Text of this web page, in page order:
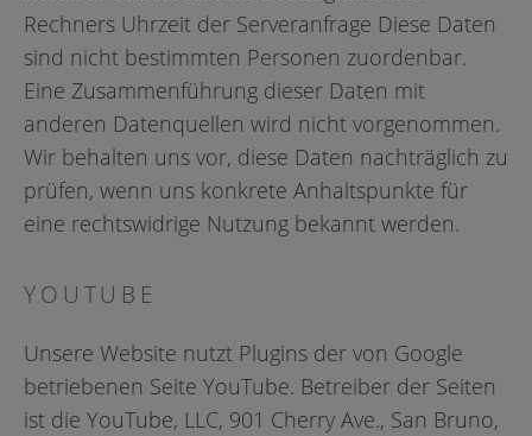
Rechners Uhrzeit der Serveranfrage Diese Daten
sind nicht bestimmten Personen zuordenbar.
Eine Zusammenführung dieser Daten mit
anderen Datenquellen wird nicht vorgenommen.
Wir behalten uns vor, diese Daten nachträglich zu
prüfen, wenn uns konkrete Anhaltspunkte für
eine rechtswidrige Nutzung bekannt werden.
YOUTUBE
Unsere Website nutzt Plugins der von Google
betriebenen Seite YouTube. Betreiber der Seiten
ist die YouTube, LLC, 901 Cherry Ave., San Bruno,